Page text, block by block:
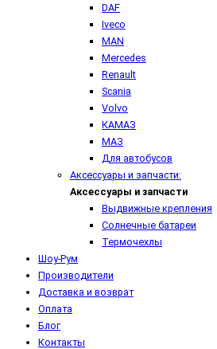
DAF
Iveco
MAN
Mercedes
Renault
Scania
Volvo
КАМАЗ
МАЗ
Для автобусов
Аксессуары и запчасти:
Аксессуары и запчасти
Выдвижные крепления
Солнечные батареи
Термочехлы
Шоу-Рум
Производители
Доставка и возврат
Оплата
Блог
Контакты